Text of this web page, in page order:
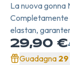
La nuova gonna
Completamente
elastan,
del sudore.
29,90 €
Guadagna